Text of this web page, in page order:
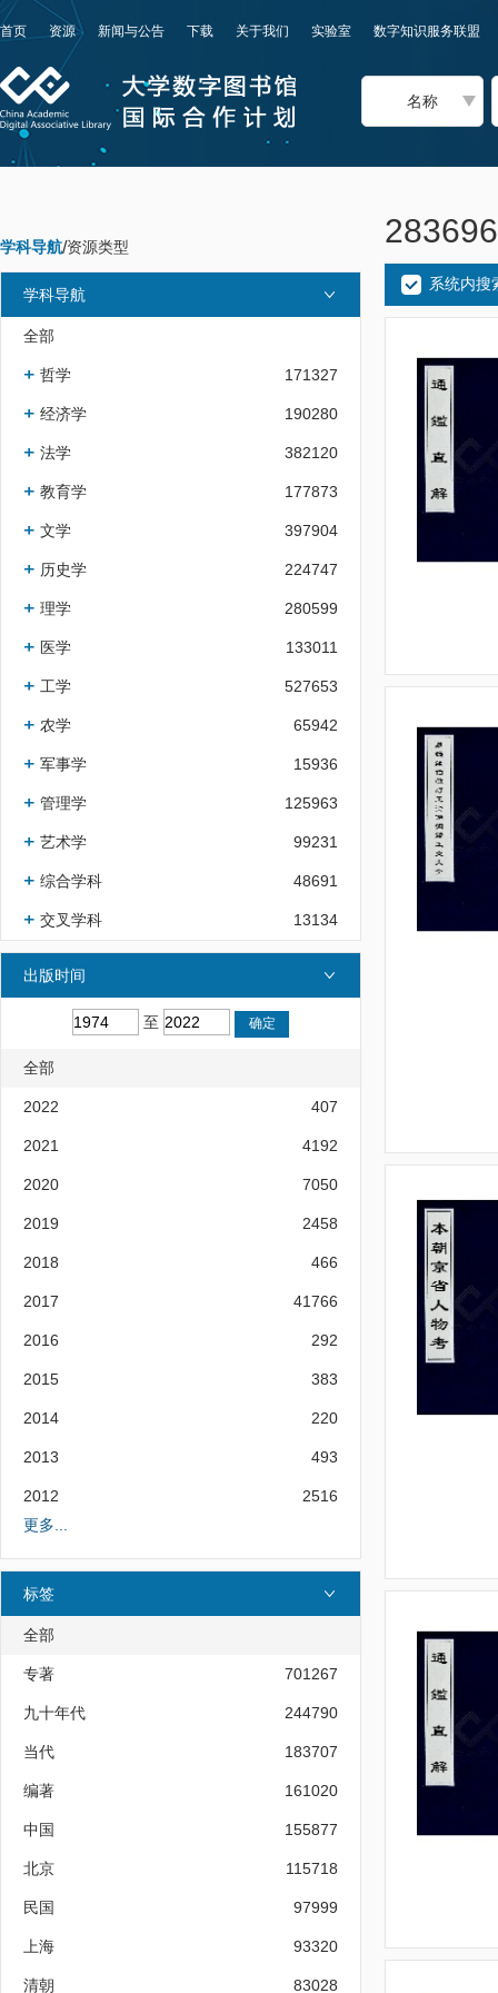
首页 资源 新闻与公告 下载 关于我们 实验室 数字知识服务联盟
名称
学科导航/资源类型
学科导航
全部
哲学 171327
经济学 190280
法学 382120
教育学 177873
文学 397904
历史学 224747
理学 280599
医学 133011
工学 527653
农学 65942
军事学 15936
管理学 125963
艺术学 99231
综合学科 48691
交叉学科 13134
出版时间
至
全部
2022 407
2021 4192
2020 7050
2019 2458
2018 466
2017 41766
2016 292
2015 383
2014 220
2013 493
2012
2516
更多...
标签
全部
专著 701267
九十年代 244790
当代 183707
编著 161020
中国 155877
北京 115718
民国 97999
上海 93320
清朝 83028
系统内搜